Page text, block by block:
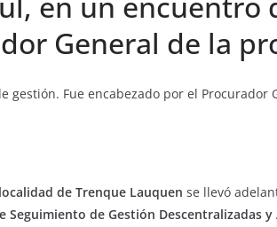
General de la
Fue encabezado por el Procurador
de Trenque Lauquen se llevó
de Gestión Descentralizadas y